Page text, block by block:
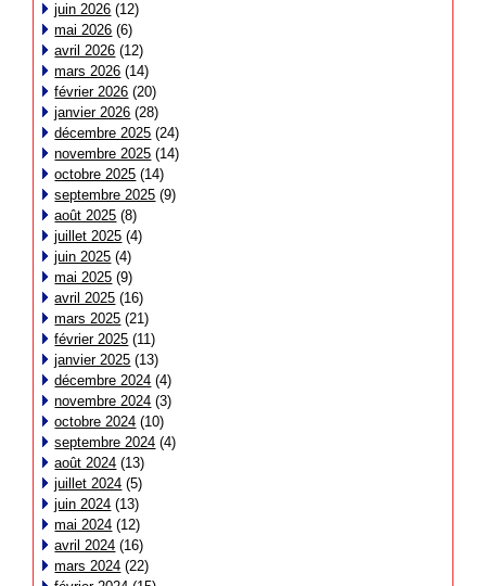
juin 2026 (12)
mai 2026 (6)
avril 2026 (12)
mars 2026 (14)
février 2026 (20)
janvier 2026 (28)
décembre 2025 (24)
novembre 2025 (14)
octobre 2025 (14)
septembre 2025 (9)
août 2025 (8)
juillet 2025 (4)
juin 2025 (4)
mai 2025 (9)
avril 2025 (16)
mars 2025 (21)
février 2025 (11)
janvier 2025 (13)
décembre 2024 (4)
novembre 2024 (3)
octobre 2024 (10)
septembre 2024 (4)
août 2024 (13)
juillet 2024 (5)
juin 2024 (13)
mai 2024 (12)
avril 2024 (16)
mars 2024 (22)